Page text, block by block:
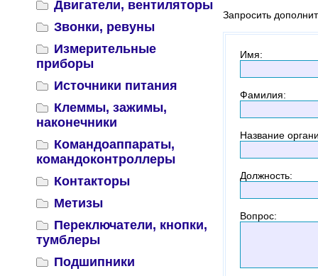
Двигатели, вентиляторы
Звонки, ревуны
Измерительные
приборы
Источники питания
Клеммы, зажимы,
наконечники
Командоаппараты,
командоконтроллеры
Контакторы
Метизы
Переключатели, кнопки,
тумблеры
Подшипники
Запросить
Имя:
Фамилия:
Название
Должность:
Вопрос: